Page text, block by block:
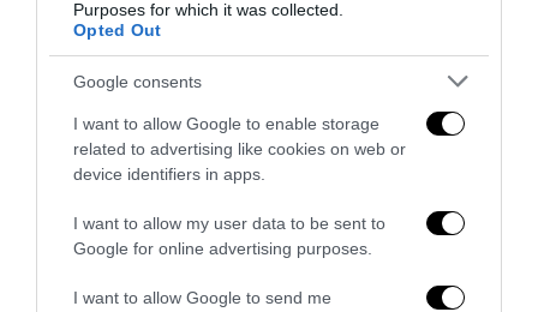
Purposes for which it was collected.
Opted Out
Google consents
I want to allow Google to enable storage
related to advertising like cookies on web or
device identifiers in apps.
I want to allow my user data to be sent to
Google for online advertising purposes.
I want to allow Google to send me
ricordo di Enzo...